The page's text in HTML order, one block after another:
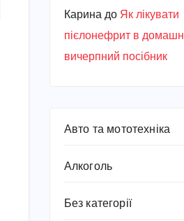
Каринадо Як лікувати
пієлонефрит в
вичерпний посібник
Авто та мототехніка
Алкоголь
Без категорії